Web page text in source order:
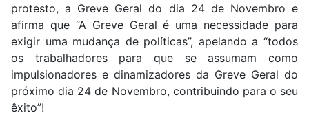
protesto, a Greve Geral do dia 24 de Novembro e
afirma que “A Greve Geral é uma necessidade para
exigir uma mudança de políticas”, apelando a “todos
os trabalhadores para que se assumam como
impulsionadores e dinamizadores da Greve Geral do
próximo dia 24 de Novembro, contribuindo para o seu
êxito”!